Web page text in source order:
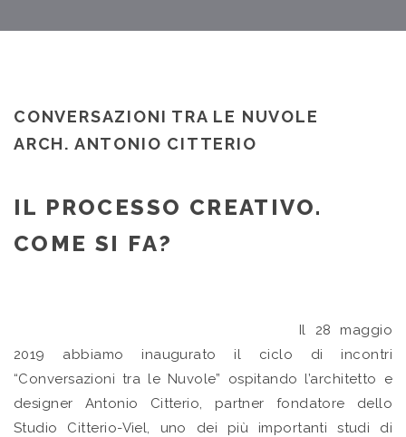
CONVERSAZIONI TRA LE NUVOLE
ARCH. ANTONIO CITTERIO
IL PROCESSO CREATIVO.
COME SI FA?
Il 28 maggio
2019 abbiamo inaugurato il ciclo di incontri
“Conversazioni tra le Nuvole” ospitando l’architetto e
designer Antonio Citterio, partner fondatore dello
Studio Citterio-Viel, uno dei più importanti studi di